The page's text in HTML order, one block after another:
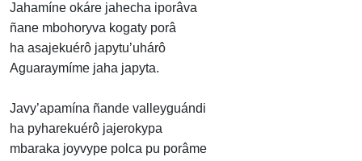
Jahamíne okáre jahecha iporâva
ñane mbohoryva kogaty porâ
ha asajekuérô japytu’uhárô
Aguaraymíme jaha japyta.
Javy’apamína ñande valleyguándi
ha pyharekuérô jajerokypa
mbaraka joyvype polca pu porâme